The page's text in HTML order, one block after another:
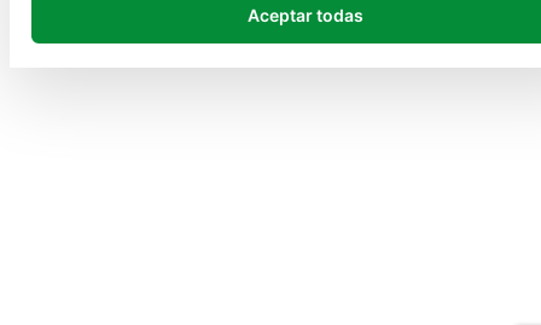
Aceptar todas